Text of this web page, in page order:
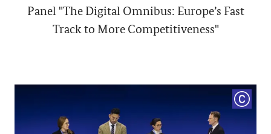
Panel "The Digital Omnibus: Europe’s Fast
Track to More Competitiveness"